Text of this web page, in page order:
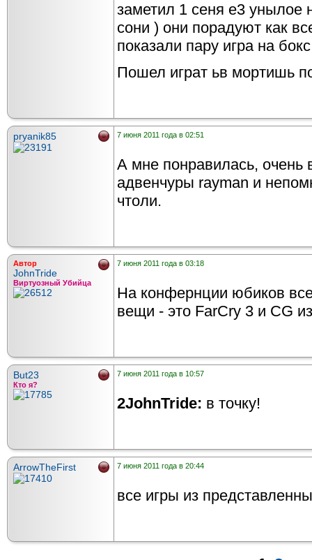
заметил 1 сеня е3 унылое
сони ) они порадуют как
показали пару игра на
Пошел играт ьв мортишь
pryanik85 7 июня 2011 года в 02:51
А мне понравилась, очень
адвенчуры rayman и
чтоли.
Автор
JohnTride
Виртуозный Убийца
7 июня 2011 года в 03:18
На конфернции юбиков
вещи - это FarCry 3 и CG
But23
Кто я?
7 июня 2011 года в 10:57
2JohnTride: в точку!
ArrowTheFirst 7 июня 2011 года в 20:44
все игры из